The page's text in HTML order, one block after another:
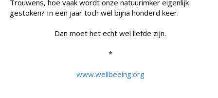
Trouwens, hoe vaak wordt onze natuurimker eigenlijk
gestoken? In een jaar toch wel bijna honderd keer.
Dan moet het echt wel liefde zijn.
*
www.wellbeeing.org